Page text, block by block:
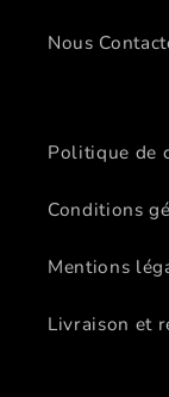
Nous
Politique de
Conditions
Mentions
Livraison et